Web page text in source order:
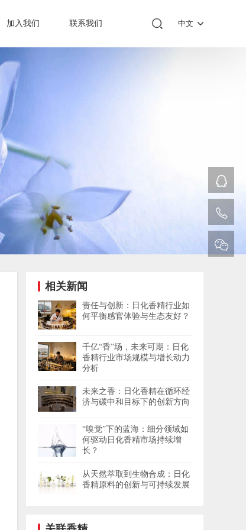
加入我们 联系我们
相关新闻
责任与创新：日化香精行业如
何平衡感官体验与生态友好？
千亿“香”场，未来可期：日化
香精行业市场规模与增长动力
分析
未来之香：日化香精在循环经
济与碳中和目标下的创新方向
“嗅觉”下的蓝海：细分领域如
何驱动日化香精市场持续增
长？
从天然萃取到生物合成：日化
香精原料的创新与可持续发展